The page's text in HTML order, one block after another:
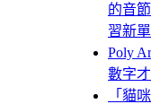
的音
習新單
Poly
數字
「貓